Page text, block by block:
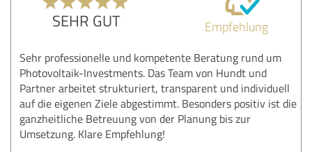
SEHR GUT Empfehlung
Sehr professionelle und kompetente Beratung rund um
Photovoltaik-Investments. Das Team von Hundt und
Partner arbeitet strukturiert, transparent und individuell
auf die eigenen Ziele abgestimmt. Besonders positiv ist die
ganzheitliche Betreuung von der Planung bis zur
Umsetzung. Klare Empfehlung!